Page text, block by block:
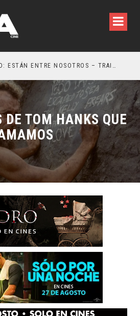
LA NOCHE DEL DEMONIO: ESTÁN ENTRE NOSOTROS – TRAILER FINAL
TOM HANKS QUE